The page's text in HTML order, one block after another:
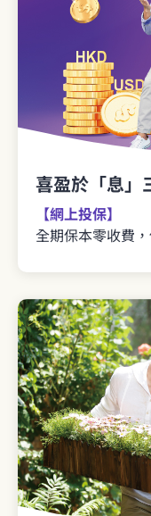
喜盈於「息」
【網上投保】
全期保本零收費